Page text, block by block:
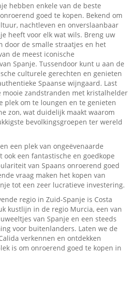
hebben enkele van de beste
goed te kopen. Bekend om
nachtleven en onverslaanbaar
heeft voor elk wat wils. Breng uw
door de smalle straatjes en het
de meest iconische
Spanje. Tussendoor kunt u aan de
culturele gerechten en genieten
Spaanse wijngaard. Last
mooie zandstranden met kristalhelder
plek om te loungen en te genieten
zon, wat duidelijk maakt waarom
bevolkingsgroepen ter wereld
een plek van ongeëvenaarde
ook een fantastische en goedkope
van Spaans onroerend goed
vraag maken het kopen van
tot een zeer lucratieve investering.
regio in Zuid-Spanje is Costa
kustlijn in de regio Murcia, een van
van Spanje en een steeds
voor buitenlanders. Laten we de
verkennen en ontdekken
is om onroerend goed te kopen in